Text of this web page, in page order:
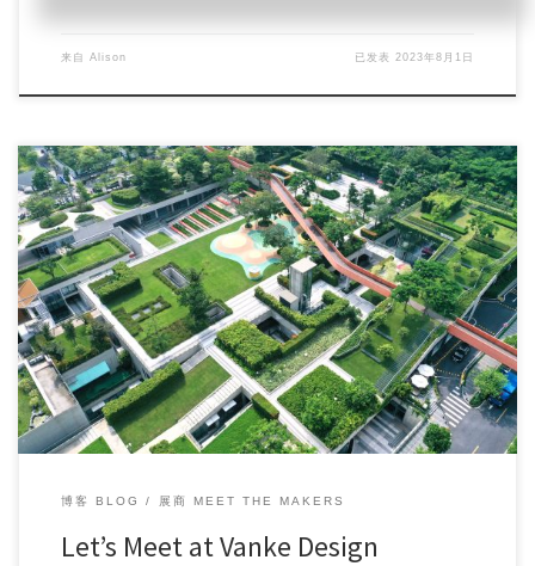
来自 Alison 已发表2023年8月1日
As time goes by, Maker Faire Shenzhen has gone thr […]
博客 BLOG 展商 MEET THE MAKERS
Let’s Meet at Vanke Design